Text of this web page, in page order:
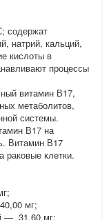
содержат
натрий, кальций,
кислоты в
процессы
витамин В17,
метаболитов,
системы.
В17 на
Витамин В17
раковые клетки.
мг;
— 31,60 мг;